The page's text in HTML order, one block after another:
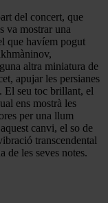
del concert, que
va mostrar una
que havíem pogut
altra miniatura de
apujar les persianes
El seu toc brillant, el
ens mostrà les
per una llum
canvi, el so de
transcendental
de les seves notes.